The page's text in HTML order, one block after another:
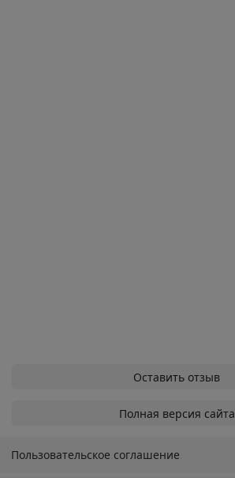
Оставить отзыв
Полная версия сайта
Пользовательское соглашение